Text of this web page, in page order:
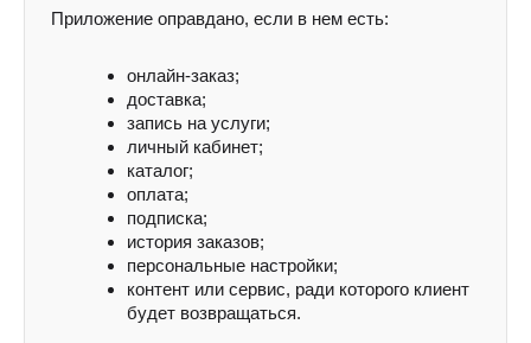
Приложение оправдано, если в нем есть:
онлайн-заказ;
доставка;
запись на услуги;
личный кабинет;
каталог;
оплата;
подписка;
история заказов;
персональные настройки;
контент или сервис, ради которого клиент
будет возвращаться.